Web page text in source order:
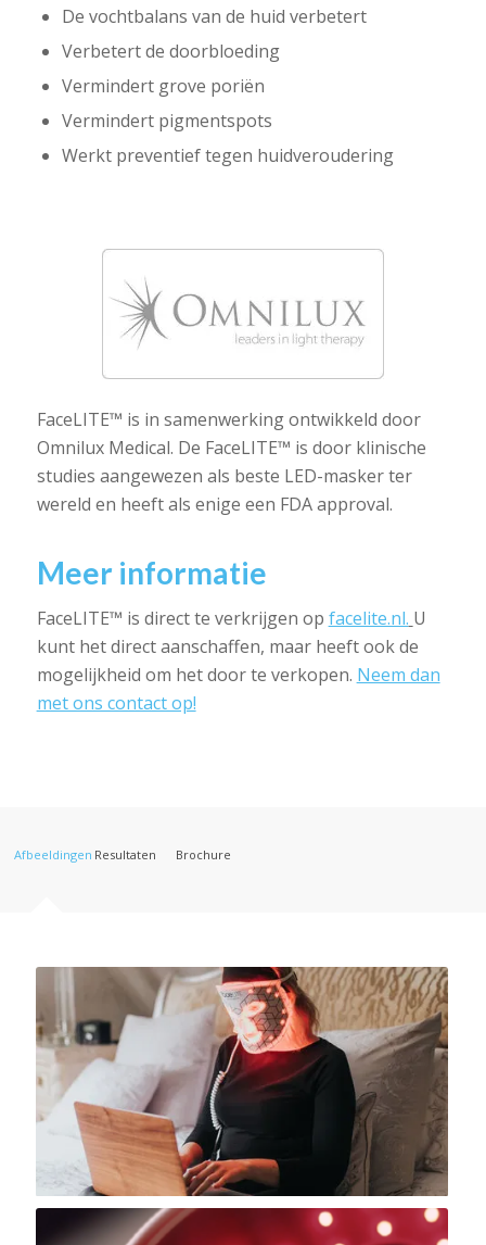
De vochtbalans van de huid verbetert
Verbetert de doorbloeding
Vermindert grove poriën
Vermindert pigmentspots
Werkt preventief tegen huidveroudering
FaceLITE™ is in samenwerking ontwikkeld door
Omnilux Medical. De FaceLITE™ is door klinische
studies aangewezen als beste LED-masker ter
wereld en heeft als enige een FDA approval.
Meer informatie
FaceLITE™ is direct te verkrijgen op facelite.nl. U
kunt het direct aanschaffen, maar heeft ook de
mogelijkheid om het door te verkopen. Neem dan
met ons contact op!
Afbeeldingen Resultaten Brochure